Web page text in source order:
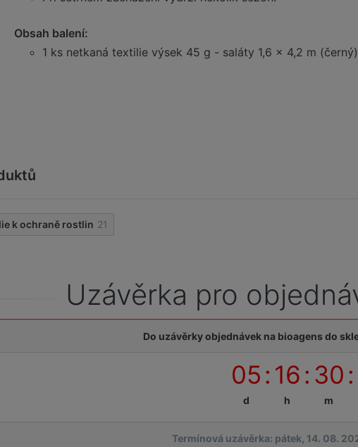
Obsah balení:
1 ks netkaná textilie výsek 45 g - saláty 1,6 x 4,2 m (černý)
k ochraně rostlin 21
Uzávěrka pro
Do uzávěrky objednávek na bioagens do
05
d
: 16
h
: 30
m
:
Termínová uzávěrka: pátek, 14. 08.